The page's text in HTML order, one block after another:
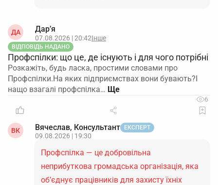
ДА Дар’я
07.08.2026 | 20:42Інше
ВІДПОВІДЬ НАДАНО
Профспілки: що це, де існують і для чого потрібні
Розкажіть, будь ласка, простими словами про
Профспілки.На яких підприємствах вони бувають?І
нащо взагалі профспілка…
6
ВК Вячеслав, Консультант ЕКСПЕРТ
09.08.2026 | 19:30
Профспілка — це добровільна
неприбуткова громадська організація, яка
об’єднує працівників для захисту їхніх